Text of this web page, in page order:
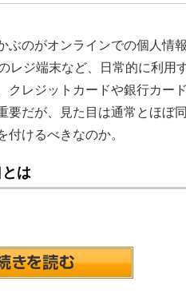
のがオンラインでの個人情
レジ端末など、日常的に利用
クレジットカードや銀行カー
要だが、見た目は通常とほぼ
けるべきなのか。
とは